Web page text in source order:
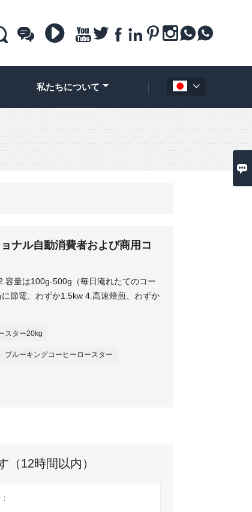

       
私たちについて 
ナル自動消費者および商用コ
容量は100g-500g（毎日淹れたてのコー
節電、わずか1.5kw 4.高速焙煎、わずか
スター20kg
ブルーキングコーヒーロースター
12時間以内）